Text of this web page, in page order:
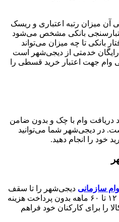
آن میزان رتبه اعتباری و ریسک
بانکی مشخص می‌شود
بانکی تا چه میزان می‌تواند
رایگان خدمتی از دیجی‌شهر است
وام جهت اعتبار خرید قسطی را
دریافت وام با چک و بدون ضامن
در دیجی‌شهر شما می‌توانید
خود را انجام دهید.
وام سازمانی دیجی‌شهر را تا سقف
۱۲ تا ۶۰
ماهه بدون پرداخت هزینه
را برای کارکنان خود فراهم